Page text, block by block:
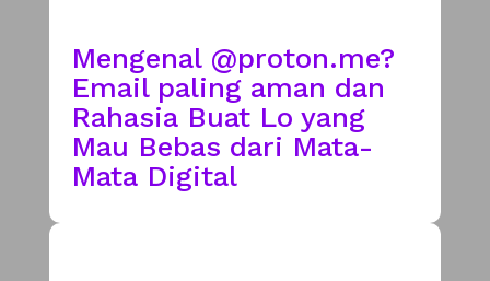
Mengenal @proton.me?
Email paling aman dan
Rahasia Buat Lo yang
Mau Bebas dari Mata-
Mata Digital